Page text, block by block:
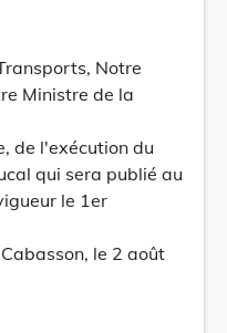
Notre
Ministre de la
de l'exécution du
qui sera publié au
le 1er
le 2 août